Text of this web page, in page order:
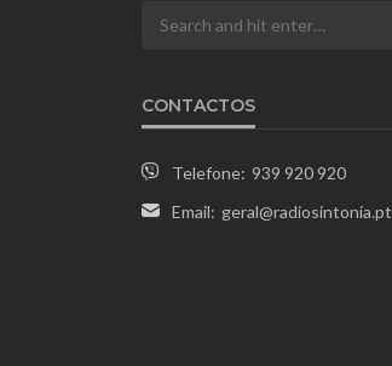
CONTACTOS
Telefone: 939 920 920
Email: geral@radiosintonia.pt